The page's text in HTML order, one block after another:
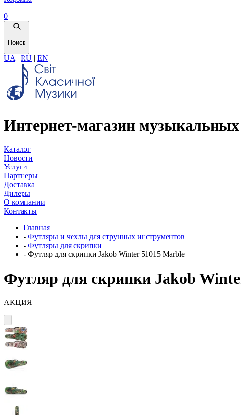
0
Поиск
UA | RU | EN
Интернет-магазин музыкальных
Каталог
Новости
Услуги
Партнеры
Доставка
Дилеры
О компании
Контакты
Главная
- Футляры и чехлы для струнных инструментов
- Футляры для скрипки
- Футляр для скрипки Jakob Winter 51015 Marble
Футляр для скрипки Jakob
АКЦИЯ